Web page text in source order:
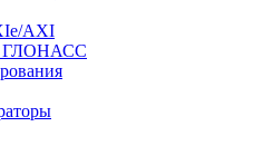
AXI
ГЛОНАСС